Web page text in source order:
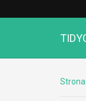
Strona